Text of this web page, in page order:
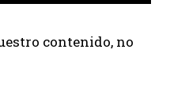
contenido, no